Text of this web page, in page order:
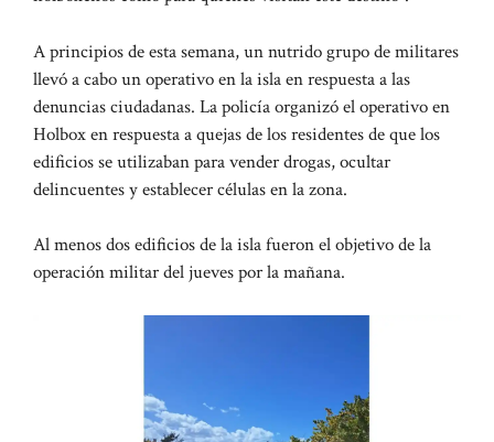
A principios de esta semana, un nutrido grupo de militares
llevó a cabo un operativo en la isla en respuesta a las
denuncias ciudadanas. La policía organizó el operativo en
Holbox en respuesta a quejas de los residentes de que los
edificios se utilizaban para vender drogas, ocultar
delincuentes y establecer células en la zona.
Al menos dos edificios de la isla fueron el objetivo de la
operación militar del jueves por la mañana.